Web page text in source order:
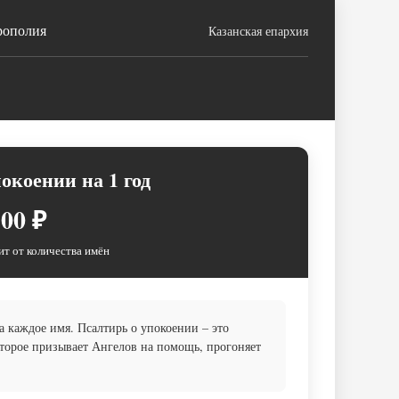
Казанская епархия
на 1 год
₽
от количества имён
имя. Псалтирь о упокоении – это
призывает Ангелов на помощь, прогоняет